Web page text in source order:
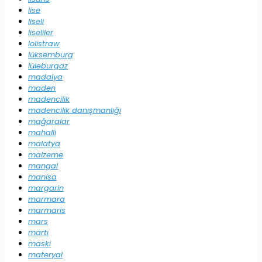
lise
liseli
liseliler
lolistraw
lüksemburg
lüleburgaz
madalya
maden
madencilik
madencilik danışmanlığı
mağaralar
mahalli
malatya
malzeme
mangal
manisa
margarin
marmara
marmaris
mars
martı
maski
materyal